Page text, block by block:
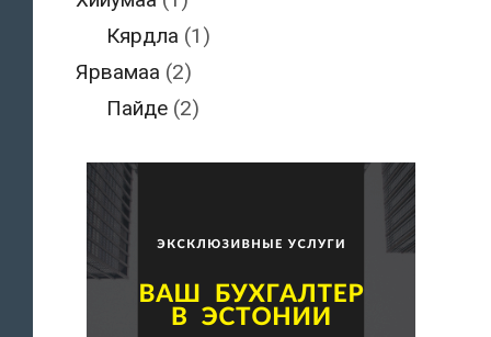
Кярдла (1)
Ярвамаа (2)
Пайде (2)